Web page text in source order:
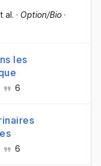
al. · Option/Bio ·
les
6
6